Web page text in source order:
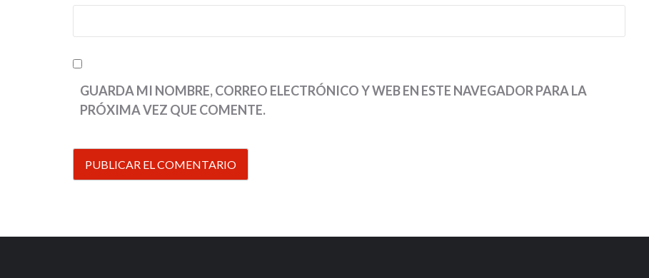
GUARDA MI NOMBRE, CORREO ELECTRÓNICO Y WEB EN ESTE NAVEGADOR PARA LA
PRÓXIMA VEZ QUE COMENTE.